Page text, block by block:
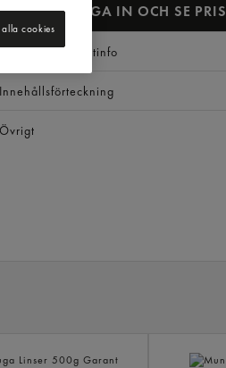
LOGGA IN OCH SE PRIS
Generell produktinfo
Innehållsförteckning
Övrigt
cookies